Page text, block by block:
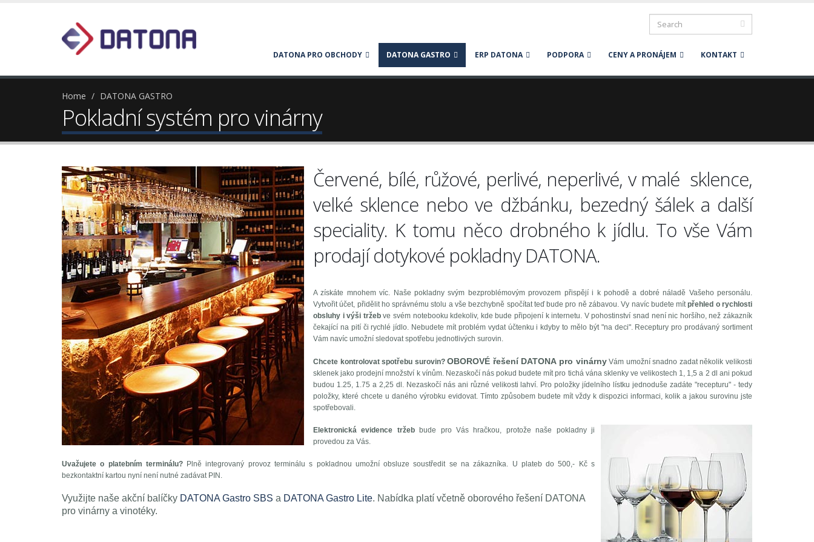
DATONA PRO OBCHODY DATONA GASTRO ERP DATONA PODPORA CENY A PRONÁJEM KONTAKT
Home DATONA GASTRO
Pokladní systém pro vinárny
Červené, bílé, růžové, perlivé, neperlivé, v malé sklence,
velké sklence nebo ve džbánku, bezedný šálek a další
speciality. K tomu něco drobného k jídlu. To vše Vám
prodají dotykové pokladny DATONA.
A získáte mnohem víc. Naše pokladny svým bezproblémovým provozem přispějí i k pohodě a dobré náladě Vašeho personálu.
Vytvořit účet, přidělit ho správnému stolu a vše bezchybně spočítat teď bude pro ně zábavou. Vy navíc budete mítpřehled o rychlosti
obsluhy i výši tržebve svém notebooku kdekoliv, kde bude připojení k internetu. V pohostinství snad není nic horšího, než zákazník
čekající na pití či rychlé jídlo. Nebudete mít problém vydat účtenku i kdyby to mělo být "na deci". Receptury pro prodávaný sortiment
Vám navíc umožní sledovat spotřebu jednotlivých surovin.
Chcete kontrolovat spotřebu surovin? OBOROVÉ řešení DATONA pro vinárnyVám umožní snadno zadat několik velikosti
sklenek jako prodejní množství k vínům. Nezaskočí nás pokud budete mít pro tichá vána sklenky ve velikostech 1, 1,5 a 2 dl ani pokud
budou 1.25, 1.75 a 2,25 dl. Nezaskočí nás ani různé velikosti lahví. Pro položky jídelního lístku jednoduše zadáte "recepturu" - tedy
položky, které chcete u daného výrobku evidovat. Tímto způsobem budete mít vždy k dispozici informaci, kolik a jakou surovinu jste
spotřebovali.
Elektronická evidence tržeb bude pro Vás hračkou, protože naše pokladny ji
provedou za Vás.
Uvažujete o platebním terminálu? Plně integrovaný provoz terminálu s pokladnou umožní obsluze soustředit se na zákazníka. U plateb do 500,- Kč s
bezkontaktní kartou nyní není nutné zadávat PIN.
Využijte naše akční balíčky DATONA Gastro SBS a DATONA Gastro Lite. Nabídka platí včetně oborového řešení DATONA
pro vinárny a vinotéky.